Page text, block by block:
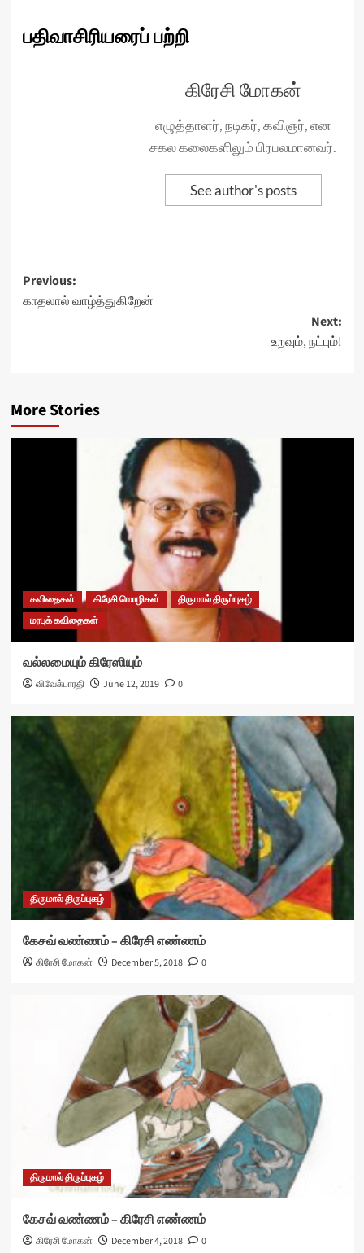
பதிவாசிரியரைப் பற்றி
கிரேசி மோகன்
எழுத்தாளர், நடிகர், கவிஞர், என
சகல கலைகளிலும் பிரபலமானவர்.
See author's posts
Post
navigation
Previous:
காதலால் வாழ்த்துகிறேன்
Next:
உறவும், நட்பும்!
More Stories
கவிதைகள் கிரேசி மொழிகள்
திருமால் திருப்புகழ்
மரபுக் கவிதைகள்
வல்லமையும் கிரேஸியும்
விவேக்பாரதி June 12, 2019 0
திருமால் திருப்புகழ்
கேசவ் வண்ணம் – கிரேசி எண்ணம்
கிரேசி மோகன் December 5, 2018 0
திருமால் திருப்புகழ்
கேசவ் வண்ணம் – கிரேசி எண்ணம்
கிரேசி மோகன் December 4, 2018 0